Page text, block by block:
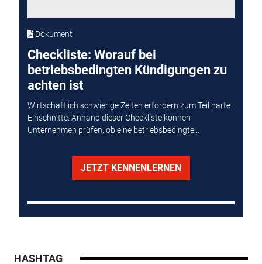
Dokument
Checkliste: Worauf bei
betriebsbedingten Kündigungen zu
achten ist
Wirtschaftlich schwierige Zeiten erfordern zum Teil harte
Einschnitte. Anhand dieser Checkliste können
Unternehmen prüfen, ob eine betriebsbedingte...
JETZT KENNENLERNEN
HASHTAG